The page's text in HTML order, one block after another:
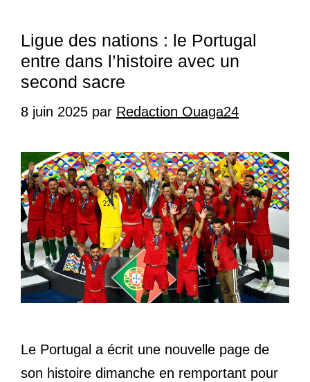
Ligue des nations : le Portugal
entre dans l’histoire avec un
second sacre
8 juin 2025 par Redaction Ouaga24
Le Portugal a écrit une nouvelle page de
son histoire dimanche en remportant pour